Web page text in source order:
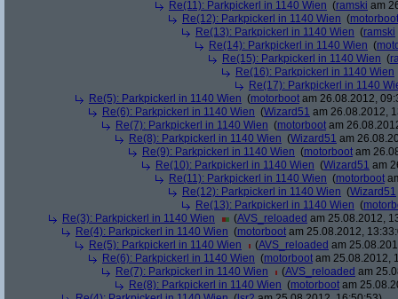
Re(11): Parkpickerl in 1140 Wien (ramski am
Re(12): Parkpickerl in 1140 Wien (motorboot
Re(13): Parkpickerl in 1140 Wien (ramski
Re(14): Parkpickerl in 1140 Wien (
Re(15): Parkpickerl in 1140 Wien (
Re(16): Parkpickerl in 1140 Wien
Re(17): Parkpickerl in 1140
Re(5): Parkpickerl in 1140 Wien (motorboot am 26.08.2012,
Re(6): Parkpickerl in 1140 Wien (Wizard51 am 26.08.2012,
Re(7): Parkpickerl in 1140 Wien (motorboot am
Re(8): Parkpickerl in 1140 Wien (Wizard51 am
Re(9): Parkpickerl in 1140 Wien (motorboot am
Re(10): Parkpickerl in 1140 Wien (Wizard51 am
Re(11): Parkpickerl in 1140 Wien (motorboot
Re(12): Parkpickerl in 1140 Wien (Wizard51
Re(13): Parkpickerl in 1140 Wien (
Re(3): Parkpickerl in 1140 Wien
(AVS_reloaded am 25.08.2012,
Re(4): Parkpickerl in 1140 Wien (motorboot am 25.08.2012,
Re(5): Parkpickerl in 1140 Wien
(AVS_reloaded am
Re(6): Parkpickerl in 1140 Wien (motorboot am 25.08.2012,
Re(7): Parkpickerl in 1140 Wien
(AVS_reloaded am
Re(8): Parkpickerl in 1140 Wien (motorboot am